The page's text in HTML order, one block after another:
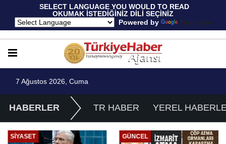
SELECT LANGUAGE YOU WOULD TO READ
OKUMAK İSTEDİĞİNİZ DİLİ SEÇİNİZ
Powered by
Translate
7 Ağustos 2026, Cuma
HABERLER TR HABER YEREL
SIYASET GÜNCEL